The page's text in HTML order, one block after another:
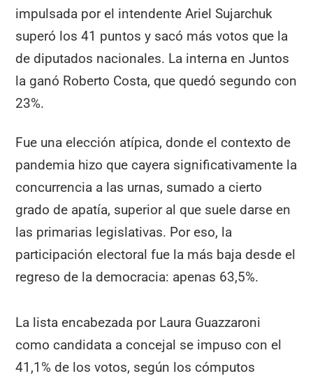
impulsada por el intendente Ariel Sujarchuk
superó los 41 puntos y sacó más votos que la
de diputados nacionales. La interna en Juntos
la ganó Roberto Costa, que quedó segundo con
23%.
Fue una elección atípica, donde el contexto de
pandemia hizo que cayera significativamente la
concurrencia a las urnas, sumado a cierto
grado de apatía, superior al que suele darse en
las primarias legislativas. Por eso, la
participación electoral fue la más baja desde el
regreso de la democracia: apenas 63,5%.
La lista encabezada por Laura Guazzaroni
como candidata a concejal se impuso con el
41,1% de los votos, según los cómputos